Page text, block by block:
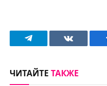
Telegram VKontakte
ЧИТАЙТЕТАКЖЕ